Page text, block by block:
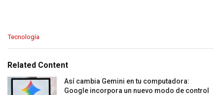
C
e
Tecnología
Related Content
Así cambia Gemini en tu computadora:
Google incorpora un nuevo modo de control